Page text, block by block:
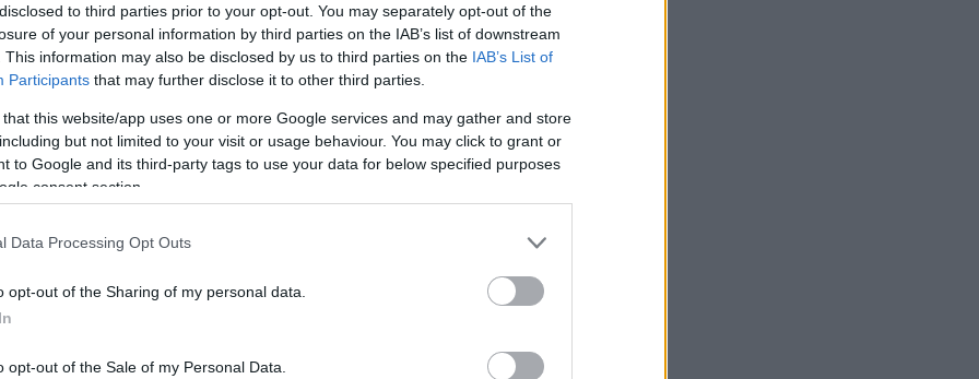
to third parties prior to your opt-out. You may separately opt-out of the
of your personal information by third parties on the IAB’s list of downstream
This information may also be disclosed by us to third parties on the IAB’s List of
Participants that may further disclose it to other third parties.
that this website/app uses one or more Google services and may gather and store
but not limited to your visit or usage behaviour. You may click to grant or
to Google and its third-party tags to use your data for below specified purposes
consent section.
Data Processing Opt Outs
opt-out of the Sharing of my personal data.
opt-out of the Sale of my Personal Data.
έχει τεράστιο συμβολισμό.
ενώ η Καρμπάλα είναι ο τόπος του μαρτυρίου του
Για εκατομμύρια σιίτες, οι δύο αυτές πόλεις
μια τελετή αποχαιρετισμού. Είναι μια προσπάθεια να
θρησκευτικά σύμβολα του σιιτικού κόσμου.